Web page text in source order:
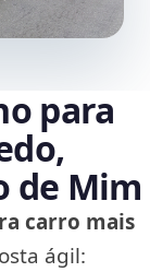
para
de Mim
carro mais
ágil: